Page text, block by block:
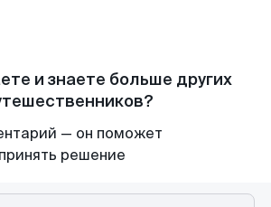
и знаете больше других
— он поможет
решение